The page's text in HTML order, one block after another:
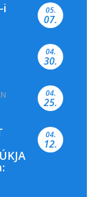
i 05.
07.
04.
30.
04.
25.
04.
12.